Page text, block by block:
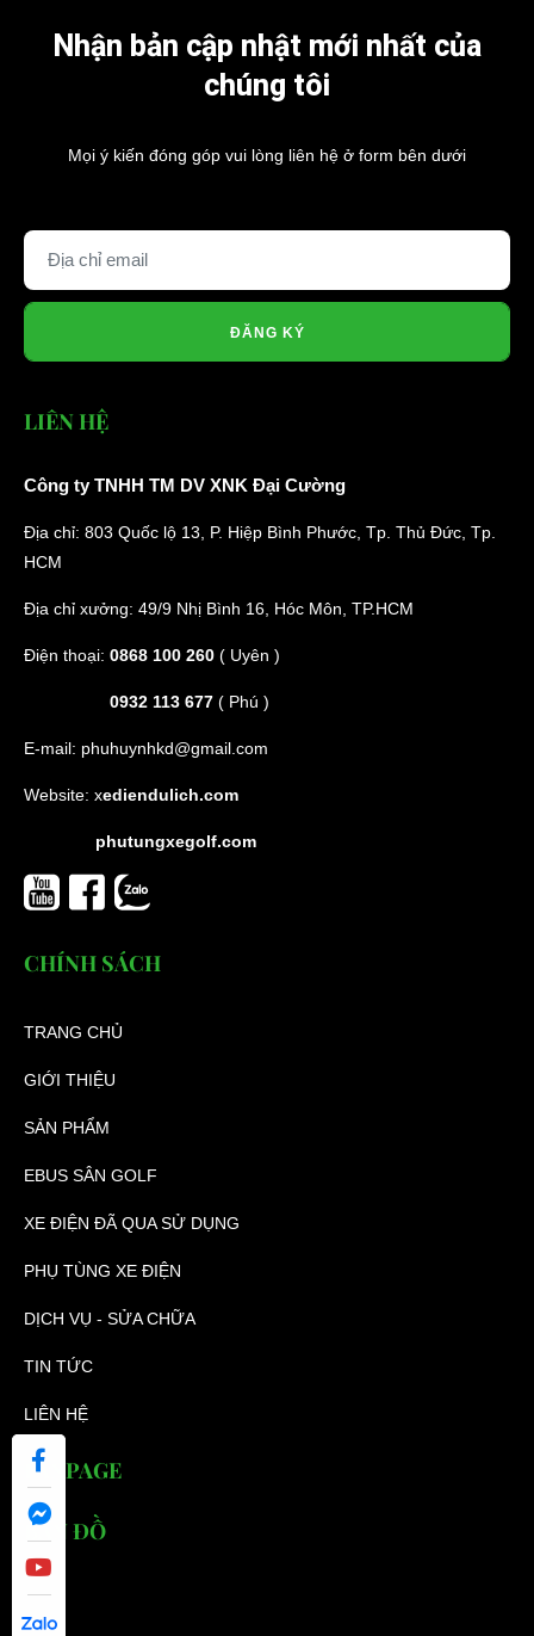
Nhận bản cập nhật mới nhất của
chúng tôi
Mọi ý kiến đóng góp vui lòng liên hệ ở form bên dưới
ĐĂNG KÝ
LIÊN HỆ
Công ty TNHH TM DV XNK Đại Cường
Địa chỉ: 803 Quốc lộ 13, P. Hiệp Bình Phước, Tp. Thủ Đức, Tp.
HCM
Địa chỉ xưởng: 49/9 Nhị Bình 16, Hóc Môn, TP.HCM
Điện thoại: 0868 100 260 ( Uyên )
0932 113 677 ( Phú )
E-mail: phuhuynhkd@gmail.com
Website: xediendulich.com
phutungxegolf.com
CHÍNH SÁCH
TRANG CHỦ
GIỚI THIỆU
SẢN PHẨM
EBUS SÂN GOLF
XE ĐIỆN ĐÃ QUA SỬ DỤNG
PHỤ TÙNG XE ĐIỆN
DỊCH VỤ - SỬA CHỮA
TIN TỨC
LIÊN HỆ
FANPAGE
BẢN ĐỒ